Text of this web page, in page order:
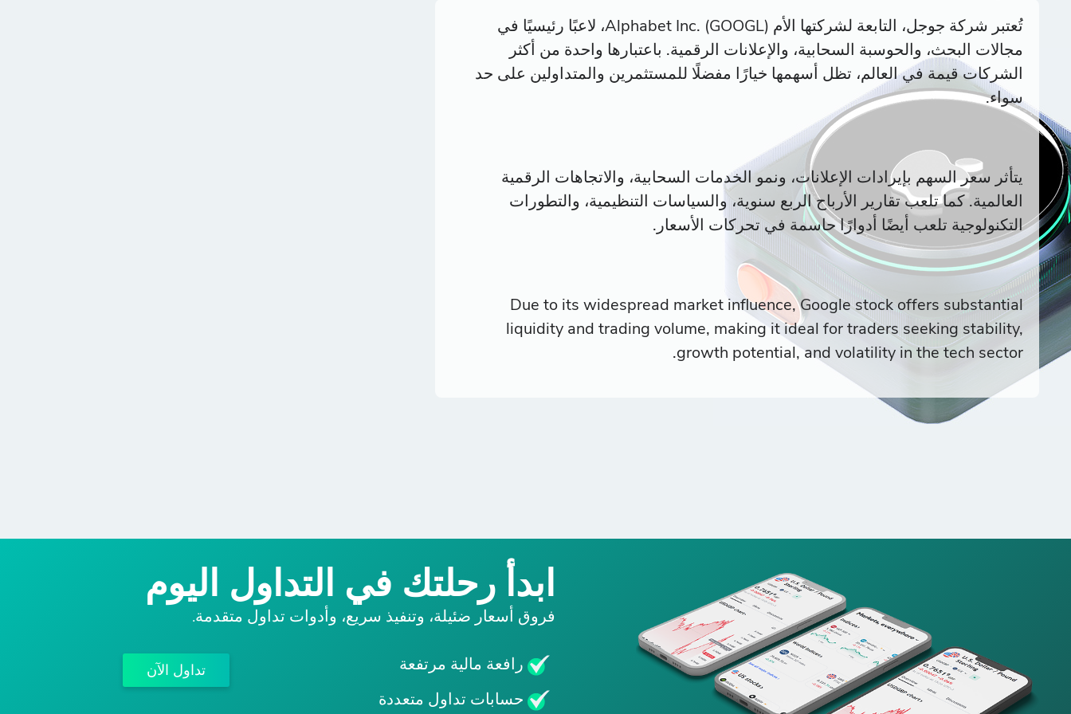
تُعتبر شركة جوجل، التابعة لشركتها الأم Alphabet Inc. (GOOGL)، لاعبًا رئيسيًا في
مجالات البحث، والحوسبة السحابية، والإعلانات الرقمية. باعتبارها واحدة من أكثر
الشركات قيمة في العالم، تظل أسهمها خيارًا مفضلًا للمستثمرين والمتداولين على حد
سواء.
يتأثر سعر السهم بإيرادات الإعلانات، ونمو الخدمات السحابية، والاتجاهات الرقمية
العالمية. كما تلعب تقارير الأرباح الربع سنوية، والسياسات التنظيمية، والتطورات
التكنولوجية تلعب أيضًا أدوارًا حاسمة في تحركات الأسعار.
Due to its widespread market influence, Google stock offers substantial
liquidity and trading volume, making it ideal for traders seeking stability,
growth potential, and volatility in the tech sector.
ابدأ رحلتك في التداول اليوم
فروق أسعار ضئيلة، وتنفيذ سريع، وأدوات تداول متقدمة.
رافعة مالية مرتفعة
حسابات تداول متعددة
تداول الآن